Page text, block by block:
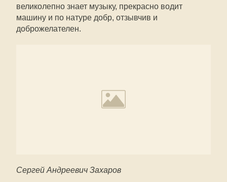
великолепно знает музыку, прекрасно водит
машину и по натуре добр, отзывчив и
доброжелателен.
Сергей Андреевич Захаров